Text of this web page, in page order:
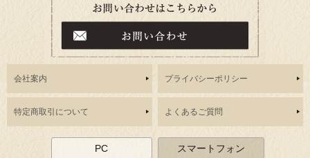
会社案内 プライバシーポリシー
特定商取引について よくあるご質問
PC スマートフォン